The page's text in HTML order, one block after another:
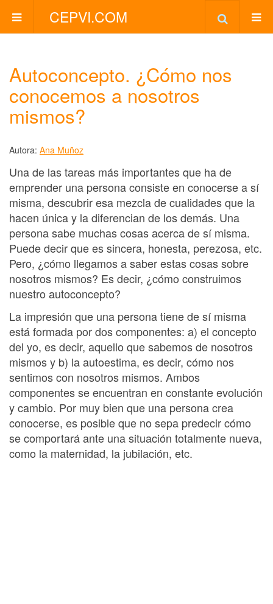
CEPVI.COM
Autoconcepto. ¿Cómo nos
conocemos a nosotros
mismos?
Autora: Ana Muñoz
Una de las tareas más importantes que ha de
emprender una persona consiste en conocerse a sí
misma, descubrir esa mezcla de cualidades que la
hacen única y la diferencian de los demás. Una
persona sabe muchas cosas acerca de sí misma.
Puede decir que es sincera, honesta, perezosa, etc.
Pero, ¿cómo llegamos a saber estas cosas sobre
nosotros mismos? Es decir, ¿cómo construimos
nuestro autoconcepto?
La impresión que una persona tiene de sí misma
está formada por dos componentes: a) el concepto
del yo, es decir, aquello que sabemos de nosotros
mismos y b) la autoestima, es decir, cómo nos
sentimos con nosotros mismos. Ambos
componentes se encuentran en constante evolución
y cambio. Por muy bien que una persona crea
conocerse, es posible que no sepa predecir cómo
se comportará ante una situación totalmente nueva,
como la maternidad, la jubilación, etc.